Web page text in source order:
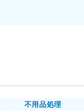
不用品処理